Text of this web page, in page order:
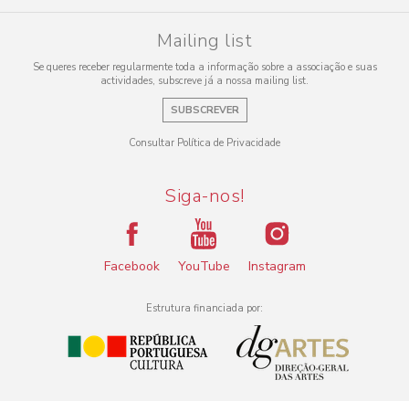
Mailing list
Se queres receber regularmente toda a informação sobre a associação e suas
actividades, subscreve já a nossa mailing list.
SUBSCREVER
Consultar Política de Privacidade
Siga-nos!
Facebook YouTube Instagram
Estrutura financiada por: